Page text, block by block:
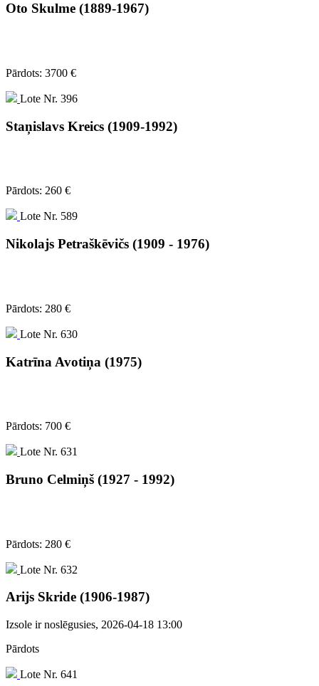
Oto Skulme (1889-1967)
Pārdots: 3700 €
Lote Nr. 396
Staņislavs Kreics (1909-1992)
Pārdots: 260 €
Lote Nr. 589
Nikolajs Petraškēvičs (1909 - 1976)
Pārdots: 280 €
Lote Nr. 630
Katrīna Avotiņa (1975)
Pārdots: 700 €
Lote Nr. 631
Bruno Celmiņš (1927 - 1992)
Pārdots: 280 €
Lote Nr. 632
Arijs Skride (1906-1987)
Izsole ir noslēgusies, 2026-04-18 13:00
Pārdots
Lote Nr. 641